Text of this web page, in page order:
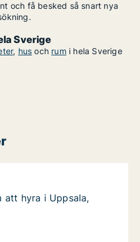
och få besked så snart nya
Sverige
, hus och rum i hela Sverige
att hyra i Uppsala,
Uppsala, Rödbetsgatan
att hyra i Uppsala,
att hyra i Uppsala,
att hyra i Uppsala,